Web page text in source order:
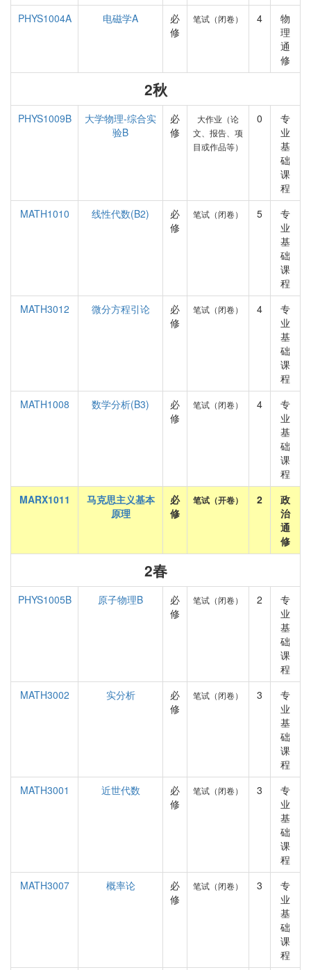
PHYS1004A
电磁学A
必
修
笔试（闭卷） 4
物
理
通
修
2秋
PHYS1009B
大学物理-综合实
验B
必
修
大作业（论
文、报告、项
目或作品等）
0
专
业
基
础
课
程
MATH1010
线性代数(B2)
必
修
笔试（闭卷） 5
专
业
基
础
课
程
MATH3012
微分方程引论
必
修
笔试（闭卷） 4
专
业
基
础
课
程
MATH1008
数学分析(B3)
必
修
笔试（闭卷） 4
专
业
基
础
课
程
MARX1011
马克思主义基本
原理
必
修
笔试（开卷） 2
政
治
通
修
2春
PHYS1005B 原子物理B
必
修
笔试（闭卷） 2
专
业
基
础
课
程
MATH3002
实分析
必
修
笔试（闭卷） 3
专
业
基
础
课
程
MATH3001
近世代数
必
修
笔试（闭卷） 3
专
业
基
础
课
程
MATH3007
概率论
必
修
笔试（闭卷） 3
专
业
基
础
课
程